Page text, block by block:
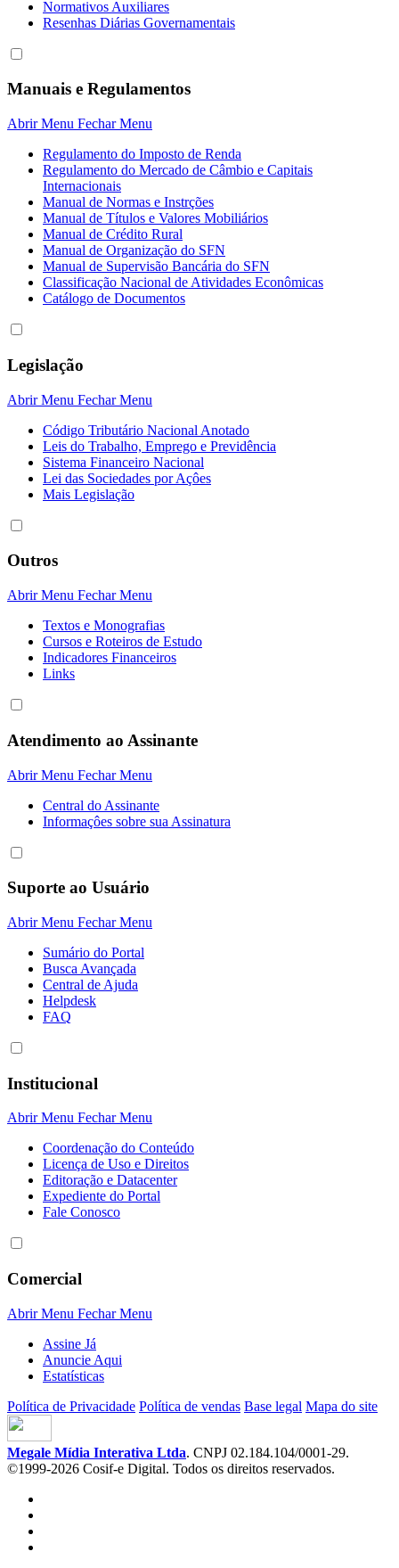
Normativos Auxiliares
Resenhas Diárias Governamentais
Manuais e Regulamentos
Abrir Menu Fechar Menu
Regulamento do Imposto de Renda
Regulamento do Mercado de Câmbio e Capitais
Internacionais
Manual de Normas e Instrções
Manual de Títulos e Valores Mobiliários
Manual de Crédito Rural
Manual de Organização do SFN
Manual de Supervisão Bancária do SFN
Classificação Nacional de Atividades Econômicas
Catálogo de Documentos
Legislação
Abrir Menu Fechar Menu
Código Tributário Nacional Anotado
Leis do Trabalho, Emprego e Previdência
Sistema Financeiro Nacional
Lei das Sociedades por Açôes
Mais Legislação
Outros
Abrir Menu Fechar Menu
Textos e Monografias
Cursos e Roteiros de Estudo
Indicadores Financeiros
Links
Atendimento ao Assinante
Abrir Menu Fechar Menu
Central do Assinante
Informaçôes sobre sua Assinatura
Suporte ao Usuário
Abrir Menu Fechar Menu
Sumário do Portal
Busca Avançada
Central de Ajuda
Helpdesk
FAQ
Institucional
Abrir Menu Fechar Menu
Coordenação do Conteúdo
Licença de Uso e Direitos
Editoração e Datacenter
Expediente do Portal
Fale Conosco
Comercial
Abrir Menu Fechar Menu
Assine Já
Anuncie Aqui
Estatísticas
Política de Privacidade Política de vendas Base legal Mapa do site
Megale Mídia Interativa Ltda. CNPJ 02.184.104/0001-29.
©1999-2026 Cosif-e Digital. Todos os direitos reservados.